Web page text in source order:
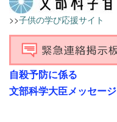
>>子供の学び応援サイト
自殺予防に係る
文部科学大臣メッセージ